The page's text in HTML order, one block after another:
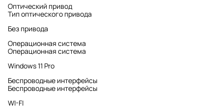
Оптический привод
Тип оптического привода
Без привода
Операционная система
Операционная система
Windows 11 Pro
Беспроводные интерфейсы
Беспроводные интерфейсы
WI-FI